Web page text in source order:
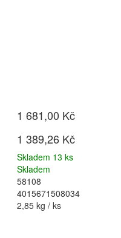
1 681,00 Kč
1 389,26 Kč
Skladem 13 ks
Skladem
58108
4015671508034
2,85 kg / ks